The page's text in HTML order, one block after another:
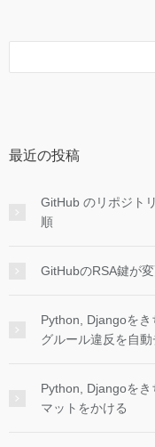
最近の投稿
GitHub のリポジト
順
GitHubのRSA鍵が
Python, Djangoを
グルール違反を自動
Python, Djangoを
マットをかける